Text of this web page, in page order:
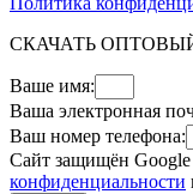
СКАЧАТЬ
Ваше имя:
Ваша электронная
Ваш номер телефона:
Сайт защищён
конфиденциальности